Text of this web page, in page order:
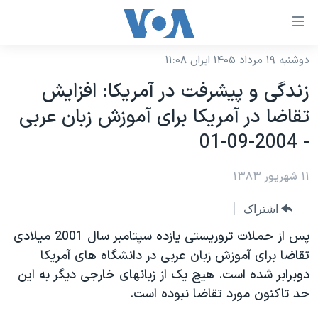
لینکهای
دسترسی
جهش
محتوای
اصلی
صفحه
جهش
به
جستجو
نسخه سبک وب‌سایت
موضوع ها
آمریکا
جهان
ورزشی
گزیده‌ها
ویژه برنامه‌ها
برنامه های تلویزیونی
جدول برنامه ها
صفحه‌های ویژه
جام جهانی ۲۰۲۶
عملیات خشم حماسی
۲۵۰سالگی آمریکا
فرکانس‌های صدای آمریکا
پخش رادیویی
یادگیری زبان انگلیسی
دوشنبه ۱۹ مرداد ۱۴۰۵ ایران ۱۱:۰۸
زندگی و پيشرفت در آمريکا: افزايش
تقاضا در آمريکا برای آموزش زبان عربی
- 2004-09-01
۱۱ شهریور ۱۳۸۳
اشتراک
پس از حملات تروريستی يازده سپتامبر سال 2001 ميلادی
تقاضا برای آموزش زبان عربی در دانشگاه های آمريکا
دوبرابر شده است. هيچ يک از زبانهای خارجی ديگر به اين
حد تاکنون مورد تقاضا نبوده است.